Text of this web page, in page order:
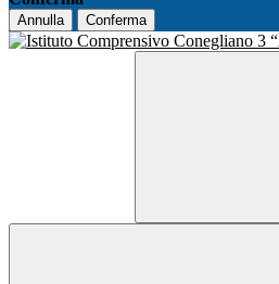
Annulla Conferma